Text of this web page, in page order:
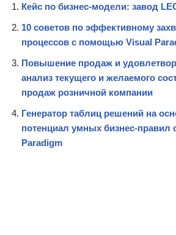
Кейс по бизнес-модели: завод
10 советов по эффективному
процессов с помощью Visual
Повышение продаж и
анализ текущего и желаемого
продаж розничной компании
Генератор таблиц решений на
потенциал умных бизнес-
Paradigm